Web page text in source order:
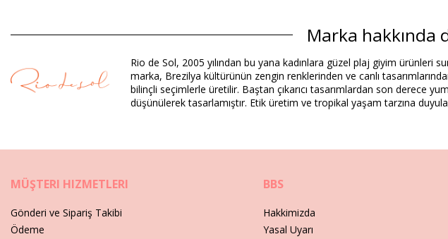
Alaşım: 94,2% Polyamide, 5,8% Elastane
Astar: 84% Biodegradable Nylon (AMNI SOUL ECO), 16% Spandex (LYCRA) - OEKO-TEX -
UV Protection: UPF 50+
Paket içeriği: 1 x Bikini Üstü (Diğer aksesuarlar dahil değildir)
SKU: 1981126573
EAN: XS (7899810434227), S (7899810434357), M (7899810434340), L (7899810434333),
Ağırlık: 55g / 0.12lb / 1.94oz
Baskı tam değildir ve kesime göre değişebilir
Rötuşlanmış fotoğraflar
Marka hakkında
Rio de Sol, 2005 yılından bu yana kadınlara güzel plaj giyim ürünleri
marka, Brezilya kültürünün zengin renklerinden ve canlı
bilinçli seçimlerle üretilir. Baştan çıkarıcı tasarımlardan son derece
düşünülerek tasarlamıştır. Etik üretim ve tropikal yaşam tarzına
MÜŞTERI HIZMETLERI
Gönderi ve Sipariş Takibi
Ödeme
BBS
Hakkimizda
Yasal Uyarı